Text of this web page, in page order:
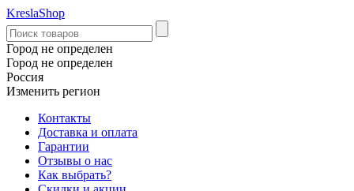
KreslaShop
Город не определен
Город не определен
Россия
Изменить регион
Контакты
Доставка и оплата
Гарантии
Отзывы о нас
Как выбрать?